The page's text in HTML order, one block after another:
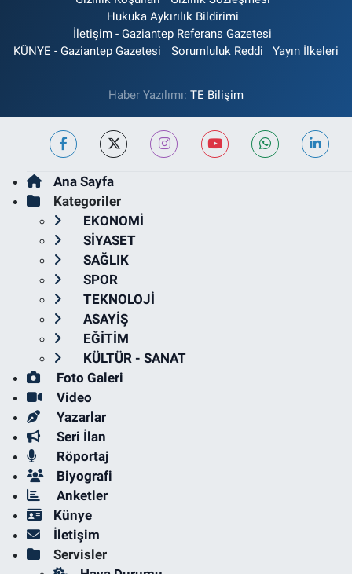
Hukuka Aykırılık Bildirimi
İletişim - Gaziantep Referans Gazetesi
KÜNYE - Gaziantep Gazetesi
Sorumluluk Reddi Yayın İlkeleri
Haber Yazılımı: TE Bilişim
Ana Sayfa
Kategoriler
EKONOMİ
SİYASET
SAĞLIK
SPOR
TEKNOLOJİ
ASAYİŞ
EĞİTİM
KÜLTÜR - SANAT
Foto Galeri
Video
Yazarlar
Seri İlan
Röportaj
Biyografi
Anketler
Künye
İletişim
Servisler